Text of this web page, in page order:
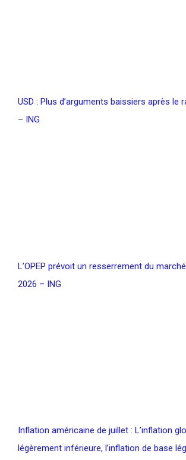
USD : Plus d’arguments baissiers après le
– ING
L’OPEP prévoit un resserrement du
2026 – ING
Inflation américaine de juillet : L’inflation
légèrement inférieure, l’inflation de base